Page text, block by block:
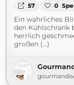
57 0
Ein wahrliches
den Kühlschrank
herrlich
großen (...)